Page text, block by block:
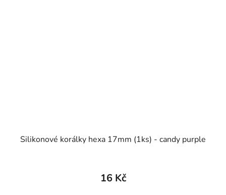
Silikonové korálky hexa 17mm (1ks) - candy purple
16 Kč